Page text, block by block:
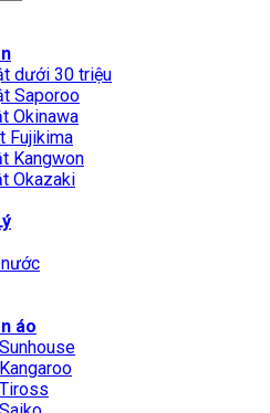
dưới 30 triệu
Saporoo
Okinawa
Fujikima
Kangwon
Okazaki
áo